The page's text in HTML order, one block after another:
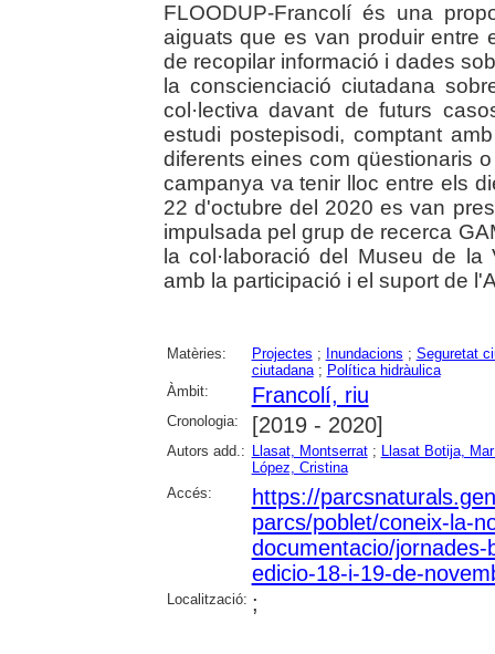
FLOODUP-Francolí és una
aiguats que es van produir entre
de recopilar informació i dades
la conscienciació ciutadana
col·lectiva davant de futurs
estudi postepisodi, comptant
diferents eines com qüestionaris
campanya va tenir lloc entre els
22 d'octubre del 2020 es van
impulsada pel grup de recerca
la col·laboració del Museu de
amb la participació i el suport de
Matèries: Projectes ; Inundacions ; Seguretat
ciutadana; Política hidràulica
Àmbit:
Francolí, riu
Cronologia: [2019 - 2020]
Autors add.: Llasat, Montserrat; Llasat Botija,
López, Cristina
Accés:
https://
parcs/poblet/coneix-la-
documentacio/
edicio-18-i-19-de-
Localització: ;